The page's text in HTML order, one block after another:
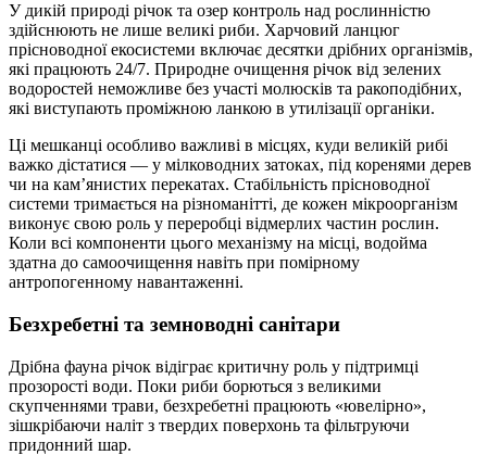
У дикій природі річок та озер контроль над рослинністю
здійснюють не лише великі риби. Харчовий ланцюг
прісноводної екосистеми включає десятки дрібних організмів,
які працюють 24/7. Природне очищення річок від зелених
водоростей неможливе без участі молюсків та ракоподібних,
які виступають проміжною ланкою в утилізації органіки.
Ці мешканці особливо важливі в місцях, куди великій рибі
важко дістатися — у мілководних затоках, під коренями дерев
чи на кам’янистих перекатах. Стабільність прісноводної
системи тримається на різноманітті, де кожен мікроорганізм
виконує свою роль у переробці відмерлих частин рослин.
Коли всі компоненти цього механізму на місці, водойма
здатна до самоочищення навіть при помірному
антропогенному навантаженні.
Безхребетні та земноводні санітари
Дрібна фауна річок відіграє критичну роль у підтримці
прозорості води. Поки риби борються з великими
скупченнями трави, безхребетні працюють «ювелірно»,
зішкрібаючи наліт з твердих поверхонь та фільтруючи
придонний шар.